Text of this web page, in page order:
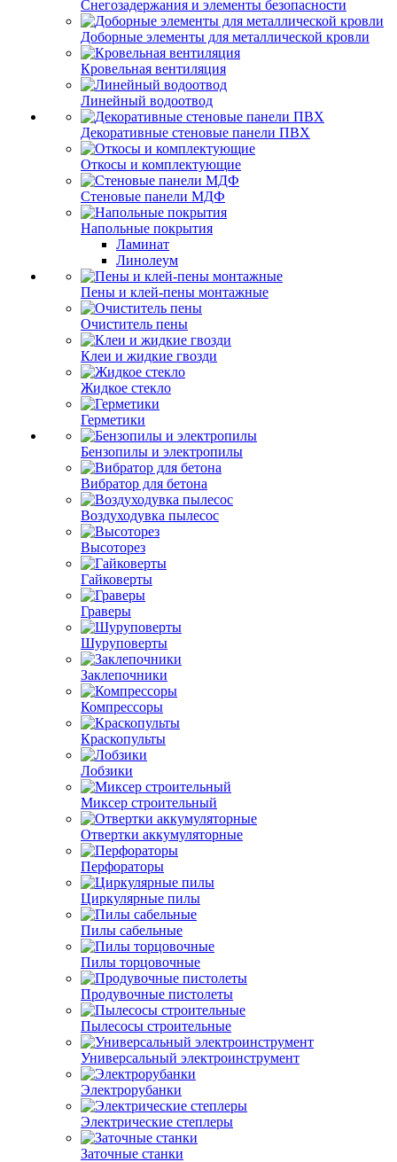
Снегозадержания и элементы безопасности
Доборные элементы для металлической кровли
Кровельная вентиляция
Линейный водоотвод
Декоративные стеновые панели ПВХ
Откосы и комплектующие
Стеновые панели МДФ
Напольные покрытия
Ламинат
Линолеум
Пены и клей-пены монтажные
Очиститель пены
Клеи и жидкие гвозди
Жидкое стекло
Герметики
Бензопилы и электропилы
Вибратор для бетона
Воздуходувка пылесос
Высоторез
Гайковерты
Граверы
Шуруповерты
Заклепочники
Компрессоры
Краскопульты
Лобзики
Миксер строительный
Отвертки аккумуляторные
Перфораторы
Циркулярные пилы
Пилы сабельные
Пилы торцовочные
Продувочные пистолеты
Пылесосы строительные
Универсальный электроинструмент
Электрорубанки
Электрические степлеры
Заточные станки